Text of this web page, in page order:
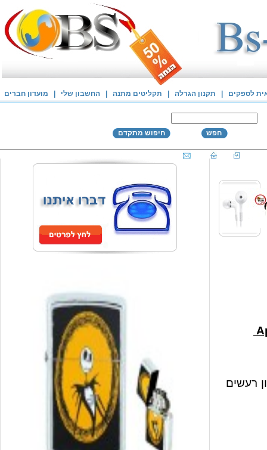
לספקים תקנון הגרלה תקליטים מתנה החשבון שלי מועדון חברים
חפש חיפוש מתקדם
רעשים